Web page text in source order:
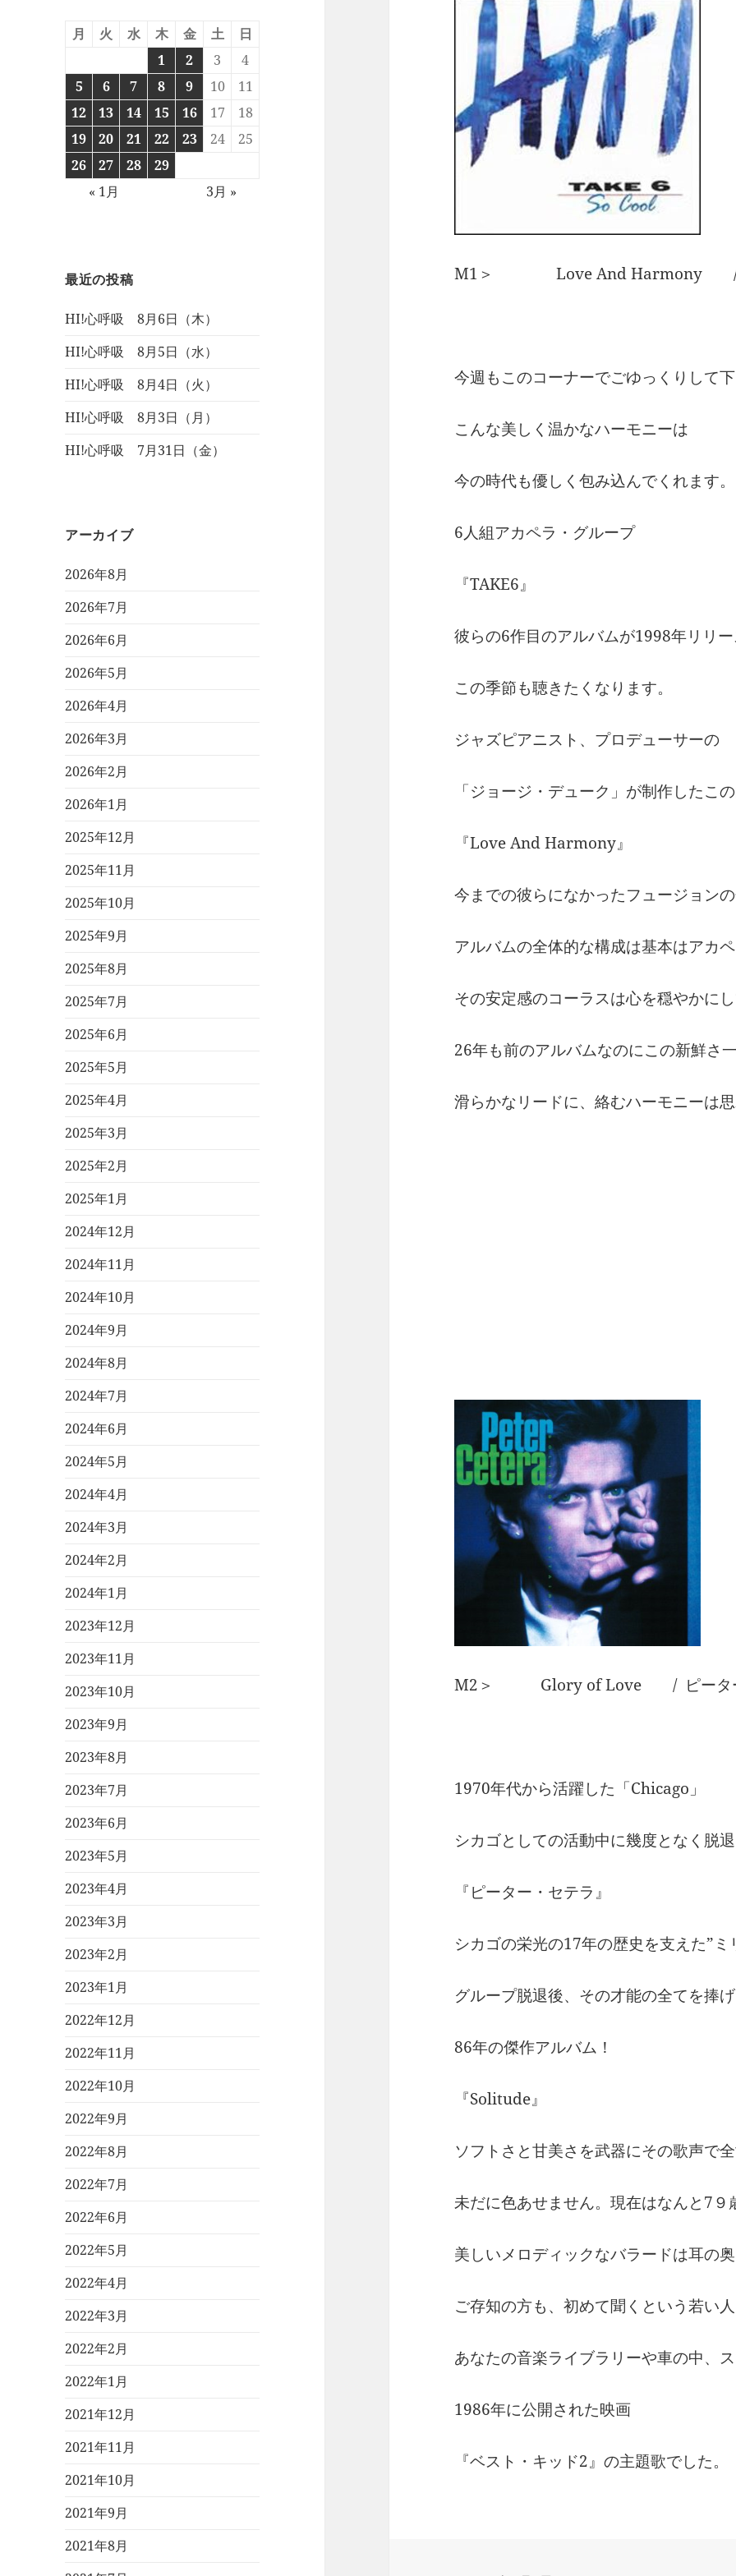
月 火 水 木 金 土
日
1
2 3
4
5
6 7 8 9 10
11
12
13 14 15 16 17
18
19
20 21 22 23 24
25
26
27 28
29
« 1月
3月 »
最近の投稿
HI!心呼吸 8月6日（木）
HI!心呼吸 8月5日（水）
HI!心呼吸 8月4日（火）
HI!心呼吸 8月3日（月）
HI!心呼吸 7月31日（金）
アーカイブ
2026年8月
2026年7月
2026年6月
2026年5月
2026年4月
2026年3月
2026年2月
2026年1月
2025年12月
2025年11月
2025年10月
2025年9月
2025年8月
2025年7月
2025年6月
2025年5月
2025年4月
2025年3月
2025年2月
2025年1月
2024年12月
2024年11月
2024年10月
2024年9月
2024年8月
2024年7月
2024年6月
2024年5月
2024年4月
2024年3月
2024年2月
2024年1月
2023年12月
2023年11月
2023年10月
2023年9月
2023年8月
2023年7月
2023年6月
2023年5月
2023年4月
2023年3月
2023年2月
2023年1月
2022年12月
2022年11月
2022年10月
2022年9月
2022年8月
2022年7月
2022年6月
2022年5月
2022年4月
2022年3月
2022年2月
2022年1月
2021年12月
2021年11月
2021年10月
2021年9月
2021年8月
M1＞ Love And Harmony /
今週もこのコーナーでごゆっくりして
こんな美しく温かなハーモニーは
今の時代も優しく包み込んでくれます。
6人組アカペラ・グループ
『TAKE6』
彼らの6作目のアルバムが1998年リリー
この季節も聴きたくなります。
ジャズピアニスト、プロデューサーの
「ジョージ・デューク」が制作したこ
『Love And Harmony』
今までの彼らになかったフュージョン
アルバムの全体的な構成は基本はアカペ
その安定感のコーラスは心を穏やかに
26年も前のアルバムなのにこの新鮮さ
滑らかなリードに、絡むハーモニーは
M2＞ Glory of Love / ピーター
1970年代から活躍した「Chicago」
シカゴとしての活動中に幾度となく脱
『ピーター・セテラ』
シカゴの栄光の17年の歴史を支えた”
グループ脱退後、その才能の全てを捧
86年の傑作アルバム！
『Solitude』
ソフトさと甘美さを武器にその歌声で
未だに色あせません。現在はなんと7９
美しいメロディックなバラードは耳の
ご存知の方も、初めて聞くという若い
あなたの音楽ライブラリーや車の中、
1986年に公開された映画
『ベスト・キッド2』の主題歌でした。